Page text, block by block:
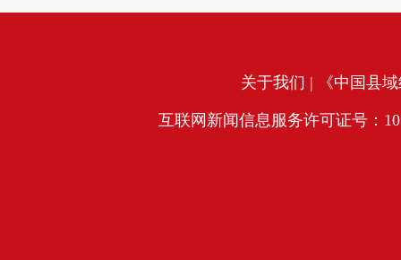
关于我们 | 《中国县
互联网新闻信息服务许可证号：